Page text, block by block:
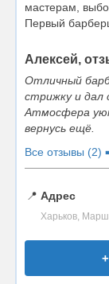
мастерам,
Первый
Алексей,
Отличный
стрижку и дал
Атмосфера
вернусь ещё.
Все отзывы (2)
📍 Адрес
Харьков,